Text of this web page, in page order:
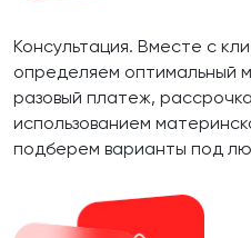
Консультация. Вместе с
определяем оптимальный
разовый платеж,
использованием
подберем варианты под